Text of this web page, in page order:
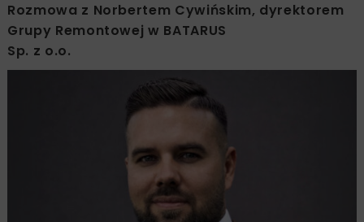
Rozmowa z Norbertem Cywińskim, dyrektorem
Grupy Remontowej w BATARUS
Sp. z o.o.